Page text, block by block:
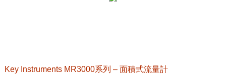
Key Instruments MR3000系列 – 面積式流量計